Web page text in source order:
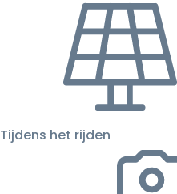
Tijdens het rijden